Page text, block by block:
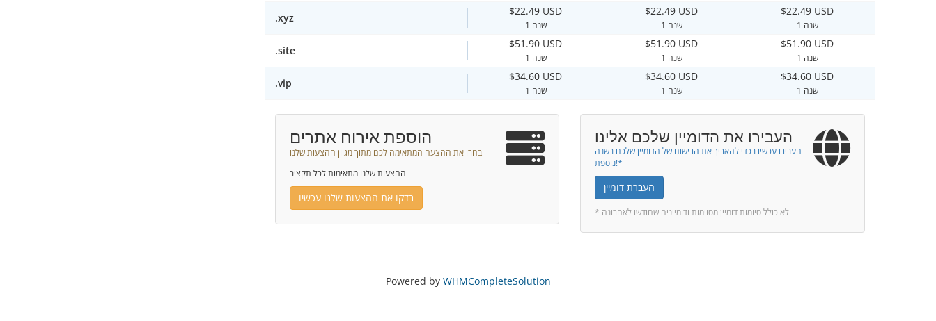
.xyz
$22.49 USD
1 שנה
$22.49 USD
1 שנה
$22.49 USD
1 שנה
.site
$51.90 USD
1 שנה
$51.90 USD
1 שנה
$51.90 USD
1 שנה
.vip
$34.60 USD
1 שנה
$34.60 USD
1 שנה
$34.60 USD
1 שנה
הוספת אירוח אתרים
בחרו את ההצעה המתאימה לכם מתוך מגוון ההצעות שלנו
ההצעות שלנו מתאימות לכל תקציב
בדקו את ההצעות שלנו עכשיו
העבירו את הדומיין שלכם אלינו
העבירו עכשיו בכדי להאריך את הרישום של הדומיין שלכם בשנה
נוספת!*
העברת דומיין
* לא כולל סיומות דומיין מסוימות ודומיינים שחודשו לאחרונה
Powered by WHMCompleteSolution